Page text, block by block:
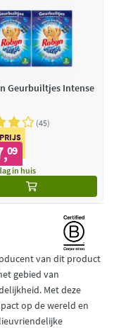
Geurbuiltjes Intense
45
,09
in huis
van dit product
gebied van
Met deze
op de wereld en